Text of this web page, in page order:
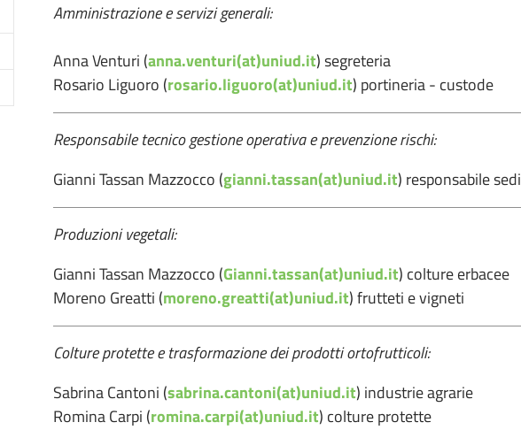
Amministrazione e servizi generali:
Anna Venturi (anna.venturi(at)uniud.it) segreteria
Rosario Liguoro (rosario.liguoro(at)uniud.it) portineria - custode
Responsabile tecnico gestione operativa e prevenzione rischi:
Gianni Tassan Mazzocco (gianni.tassan(at)uniud.it) responsabile
Produzioni vegetali:
Gianni Tassan Mazzocco (Gianni.tassan(at)uniud.it) colture erbacee
Moreno Greatti (moreno.greatti(at)uniud.it) frutteti e vigneti
Colture protette e trasformazione dei prodotti ortofrutticoli:
Sabrina Cantoni (sabrina.cantoni(at)uniud.it) industrie agrarie
Romina Carpi (romina.carpi(at)uniud.it) colture protette